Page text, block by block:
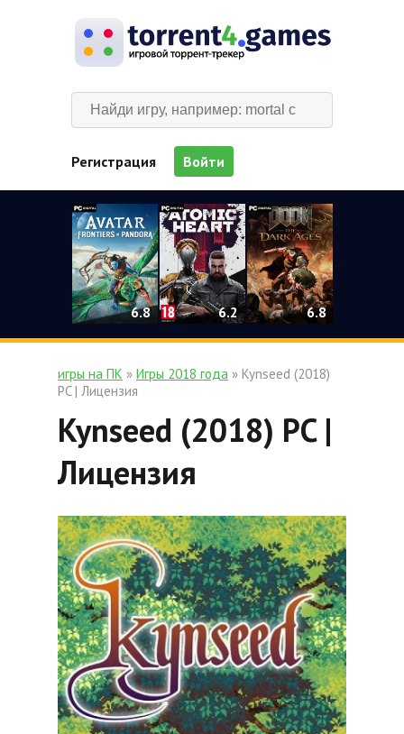
Регистрация Войти
6.8 6.2 6.8
игры на ПК » Игры 2018 года » Kynseed (2018)
PC | Лицензия
Kynseed (2018) PC |
Лицензия